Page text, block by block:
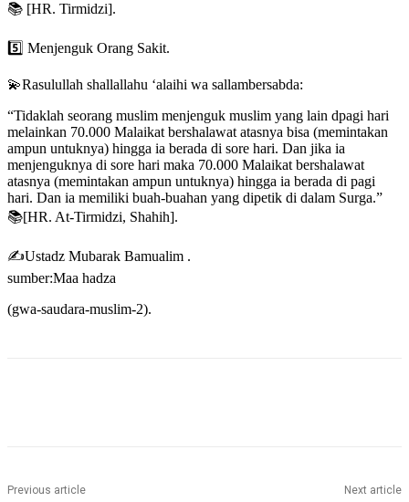
📚 [HR. Tirmidzi].
5️⃣ Menjenguk Orang Sakit.
💫Rasulullah shallallahu ‘alaihi wa sallambersabda:
“Tidaklah seorang muslim menjenguk muslim yang lain dpagi hari
melainkan 70.000 Malaikat bershalawat atasnya bisa (memintakan
ampun untuknya) hingga ia berada di sore hari. Dan jika ia
menjenguknya di sore hari maka 70.000 Malaikat bershalawat
atasnya (memintakan ampun untuknya) hingga ia berada di pagi
hari. Dan ia memiliki buah-buahan yang dipetik di dalam Surga.”
📚[HR. At-Tirmidzi, Shahih].
✍️Ustadz Mubarak Bamualim .
sumber:Maa hadza
(gwa-saudara-muslim-2).
Previous article Next article